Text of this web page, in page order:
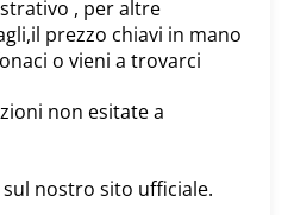
e identificativo.
hanno valore
drive.